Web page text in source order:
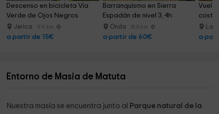
Descenso en bicicleta Vía
Verde de Ojos Negros
Jerica 9.9 km
a partir de 15€
Barranquismo en Sierra
Espadán de nivel 3, 4h
Onda 18.0 km
a partir de 60€
Vuelo
costa
La
a
Entorno de Masia de Matuta
Nuestra masía se encuentra junto al
Parque natural de la